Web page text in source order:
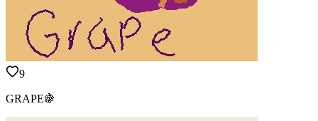
9
GRAPE🍇